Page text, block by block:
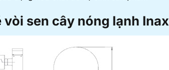
vòi sen cây nóng lạnh Inax